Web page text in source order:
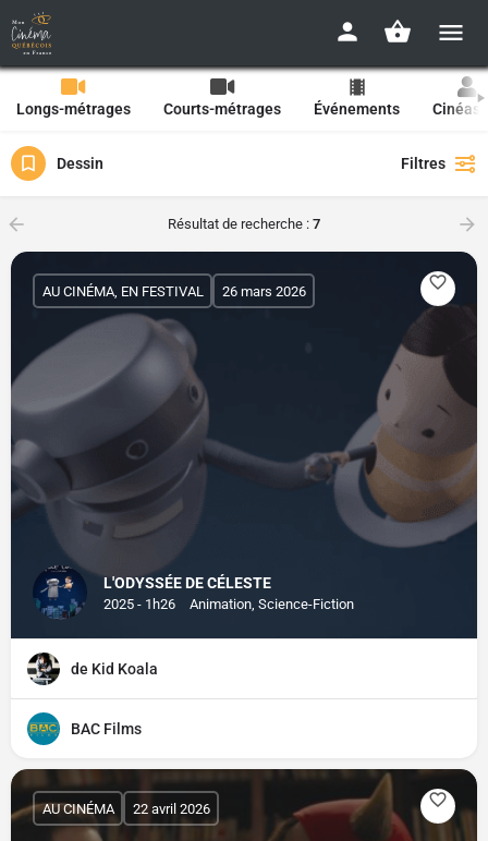
Longs-métrages Courts-métrages Événements
Dessin Filtres
Résultat de recherche : 7
L'ODYSSÉE DE CÉLESTE
2025 - 1h26 Animation, Science-Fiction
AU CINÉMA, EN FESTIVAL 26 mars 2026
de Kid Koala
BAC Films
AU CINÉMA 22 avril 2026